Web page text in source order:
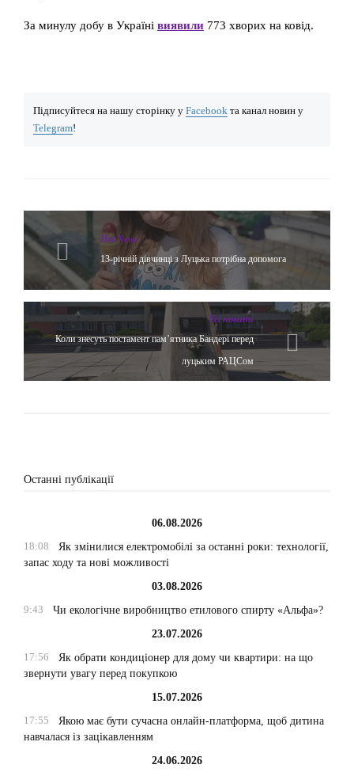
За минулу добу в Україні виявили 773 хворих на ковід.
Підписуйтеся на нашу сторінку у Facebook та канал новин у
Telegram!
Hot News
13-річній дівчинці з Луцька потрібна допомога
Yсі новини
Коли знесуть постамент пам’ятника Бандері перед
луцьким РАЦСом
Останні публікації
06.08.2026
18:08
Як змінилися електромобілі за останні роки: технології,
запас ходу та нові можливості
03.08.2026
9:43
Чи екологічне виробництво етилового спирту «Альфа»?
23.07.2026
17:56
Як обрати кондиціонер для дому чи квартири: на що
звернути увагу перед покупкою
15.07.2026
17:55
Якою має бути сучасна онлайн-платформа, щоб дитина
навчалася із зацікавленням
24.06.2026